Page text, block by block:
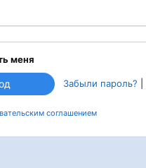
меня
Забыли пароль?
соглашением